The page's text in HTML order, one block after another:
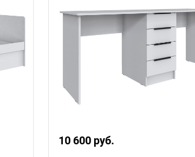
10 600 руб.